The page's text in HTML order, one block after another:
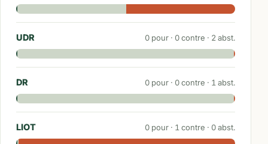
UDR 0 pour · 0contre · 2 abst.
DR 0 pour · 0contre · 1 abst.
LIOT 0 pour · 1 contre · 0abst.